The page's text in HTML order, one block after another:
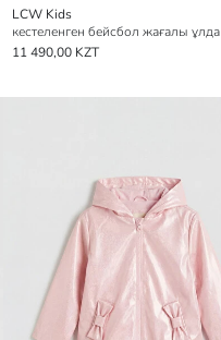
LCW Kids
11 490,00 KZT